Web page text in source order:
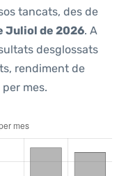
tancats, des de
Juliol de 2026. A
desglossats
rendiment de
mes.